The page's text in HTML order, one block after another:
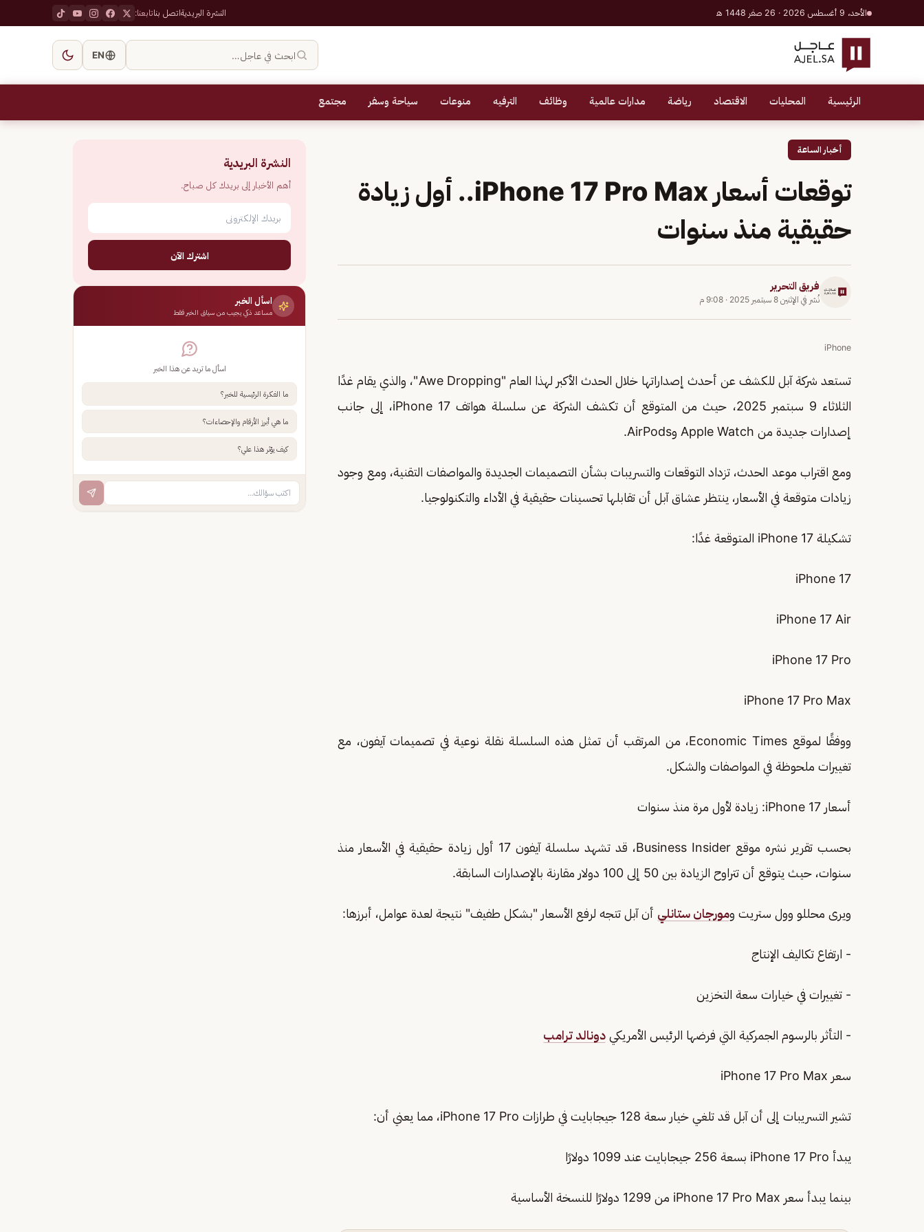
الأحد، 9 أغسطس 2026 · 26 صفر 1448 هـ النشرة البريديةاتصل بناتابعنا:
ابحث في عاجل… EN
الرئيسية المحليات الاقتصاد رياضة مدارات عالمية وظائف الترفيه منوعات سياحة وسفر مجتمع
أخبار الساعة
توقعات أسعار iPhone 17 Pro Max.. أول زيادة
حقيقية منذ سنوات
فريق التحرير
نُشر في الإثنين 8 سبتمبر 2025 · 9:08 م
iPhone
تستعد شركة آبل للكشف عن أحدث إصداراتها خلال الحدث الأكبر لهذا العام "Awe Dropping"، والذي يقام غدًا
الثلاثاء 9 سبتمبر 2025، حيث من المتوقع أن تكشف الشركة عن سلسلة هواتف iPhone 17، إلى جانب
إصدارات جديدة من Apple Watch وAirPods.
ومع اقتراب موعد الحدث، تزداد التوقعات والتسريبات بشأن التصميمات الجديدة والمواصفات التقنية، ومع وجود
زيادات متوقعة في الأسعار، ينتظر عشاق آبل أن تقابلها تحسينات حقيقية في الأداء والتكنولوجيا.
تشكيلة iPhone 17 المتوقعة غدًا:
iPhone 17
iPhone 17 Air
iPhone 17 Pro
iPhone 17 Pro Max
ووفقًا لموقع Economic Times، من المرتقب أن تمثل هذه السلسلة نقلة نوعية في تصميمات آيفون، مع
تغييرات ملحوظة في المواصفات والشكل.
أسعار iPhone 17: زيادة لأول مرة منذ سنوات
بحسب تقرير نشره موقع Business Insider، قد تشهد سلسلة آيفون 17 أول زيادة حقيقية في الأسعار منذ
سنوات، حيث يتوقع أن تتراوح الزيادة بين 50 إلى 100 دولار مقارنة بالإصدارات السابقة.
ويرى محللو وول ستريت ومورجان ستانلي أن آبل تتجه لرفع الأسعار "بشكل طفيف" نتيجة لعدة عوامل، أبرزها:
- ارتفاع تكاليف الإنتاج
- تغييرات في خيارات سعة التخزين
- التأثر بالرسوم الجمركية التي فرضها الرئيس الأمريكي دونالد ترامب
سعر iPhone 17 Pro Max
تشير التسريبات إلى أن آبل قد تلغي خيار سعة 128 جيجابايت في طرازات iPhone 17 Pro، مما يعني أن:
يبدأ iPhone 17 Pro بسعة 256 جيجابايت عند 1099 دولارًا
بينما يبدأ سعر iPhone 17 Pro Max من 1299 دولارًا للنسخة الأساسية
النشرة البريدية
أهم الأخبار إلى بريدك كل صباح.
اشترك الآن
اسأل الخبر
مساعد ذكي يجيب من سياق الخبر فقط
اسأل ما تريد عن هذا الخبر
ما الفكرة الرئيسية للخبر؟
ما هي أبرز الأرقام والإحصاءات؟
كيف يؤثر هذا علي؟